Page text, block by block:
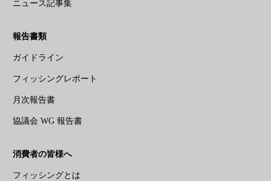
ニュース記事集
報告書類
ガイドライン
フィッシングレポート
月次報告書
協議会 WG 報告書
消費者の皆様へ
フィッシングとは